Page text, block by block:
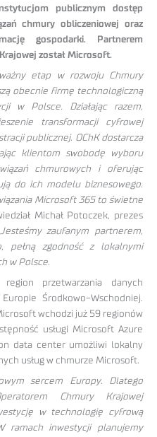
publicznym dostęp
chmury obliczeniowej oraz
gospodarki. Partnerem
został Microsoft.
etap w rozwoju Chmury
obecnie firmę technologiczną
w Polsce. Działając razem,
transformacji cyfrowej
publicznej. OChK dostarcza
klientom swobodę wyboru
chmurowych i oferując
do ich modelu biznesowego.
Microsoft 365 to świetne
Michał Potoczek, prezes
Jesteśmy zaufanym partnerem,
pełną zgodność z lokalnymi
w Polsce.
przetwarzania danych
Środkowo-Wschodniej.
wchodzi już 59 regionów
usługi Microsoft Azure
data center umożliwi lokalny
usług w chmurze Microsoft.
sercem Europy. Dlatego
Chmury Krajowej
w technologię cyfrową
ramach inwestycji planujemy